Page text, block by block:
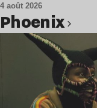
4 août 2026
Phoenix